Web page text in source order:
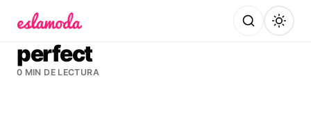
perfect
0 MIN DE LECTURA